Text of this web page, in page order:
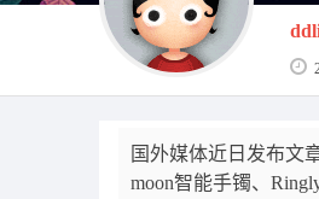
国外媒体近日发布文
moon智能手镯、